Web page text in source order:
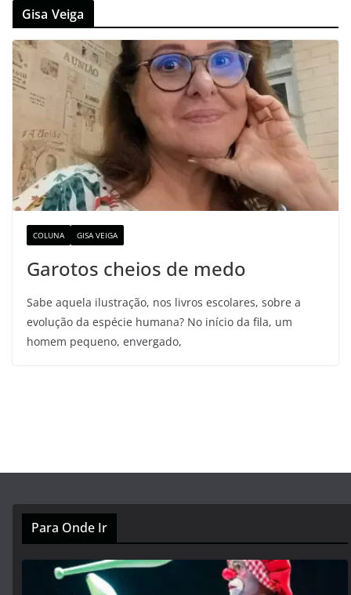
Gisa Veiga
COLUNA GISA VEIGA
Garotos cheios de medo
Sabe aquela ilustração, nos livros escolares, sobre a
evolução da espécie humana? No início da fila, um
homem pequeno, envergado,
Para Onde Ir